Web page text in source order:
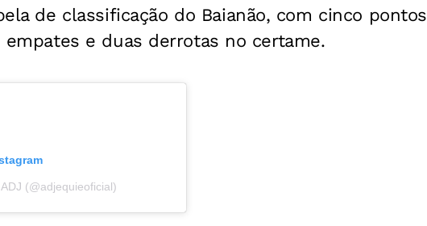
de classificação do Baianão, com cinco pontos
e duas derrotas no certame.
(@adjequieoficial)